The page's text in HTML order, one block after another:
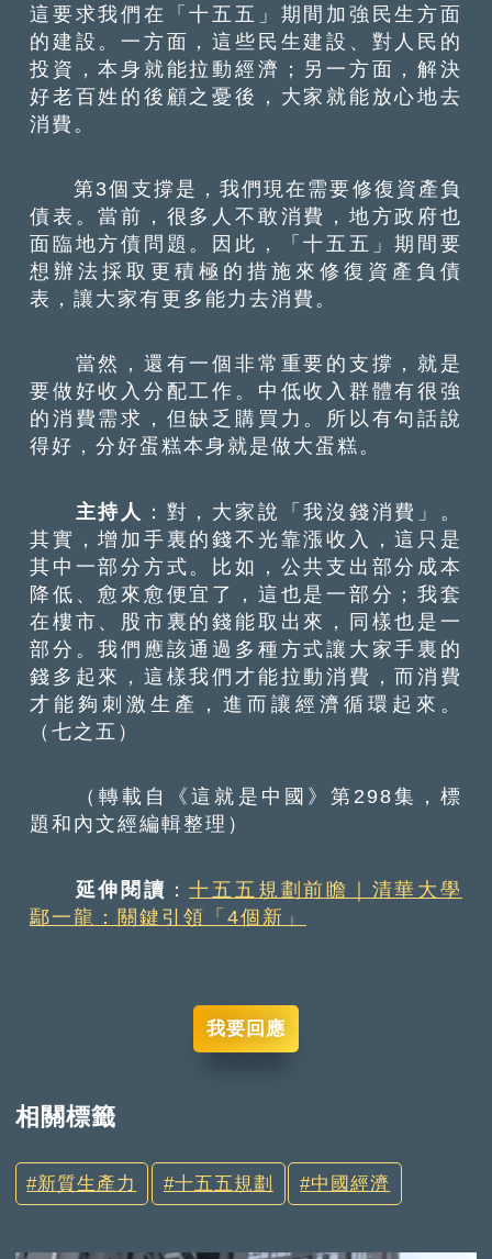
這要求我們在「十五五」期間加強民生方面
的建設。一方面，這些民生建設、對人民的
投資，本身就能拉動經濟；另一方面，解決
好老百姓的後顧之憂後，大家就能放心地去
消費。
第3個支撐是，我們現在需要修復資產負
債表。當前，很多人不敢消費，地方政府也
面臨地方債問題。因此，「十五五」期間要
想辦法採取更積極的措施來修復資產負債
表，讓大家有更多能力去消費。
當然，還有一個非常重要的支撐，就是
要做好收入分配工作。中低收入群體有很強
的消費需求，但缺乏購買力。所以有句話說
得好，分好蛋糕本身就是做大蛋糕。
主持人
：對，大家說「我沒錢消費」。
其實，增加手裏的錢不光靠漲收入，這只是
其中一部分方式。比如，公共支出部分成本
降低、愈來愈便宜了，這也是一部分；我套
在樓市、股市裏的錢能取出來，同樣也是一
部分。我們應該通過多種方式讓大家手裏的
錢多起來，這樣我們才能拉動消費，而消費
才能夠刺激生產，進而讓經濟循環起來。
（七之五）
（轉載自《這就是中國》第298集，標
題和內文經編輯整理）
延伸閱讀 ：十五五規劃前瞻｜清華大學
鄢一龍：關鍵引領「4個新」
我要回應
相關標籤
新質生產力 十五五規劃 中國經濟